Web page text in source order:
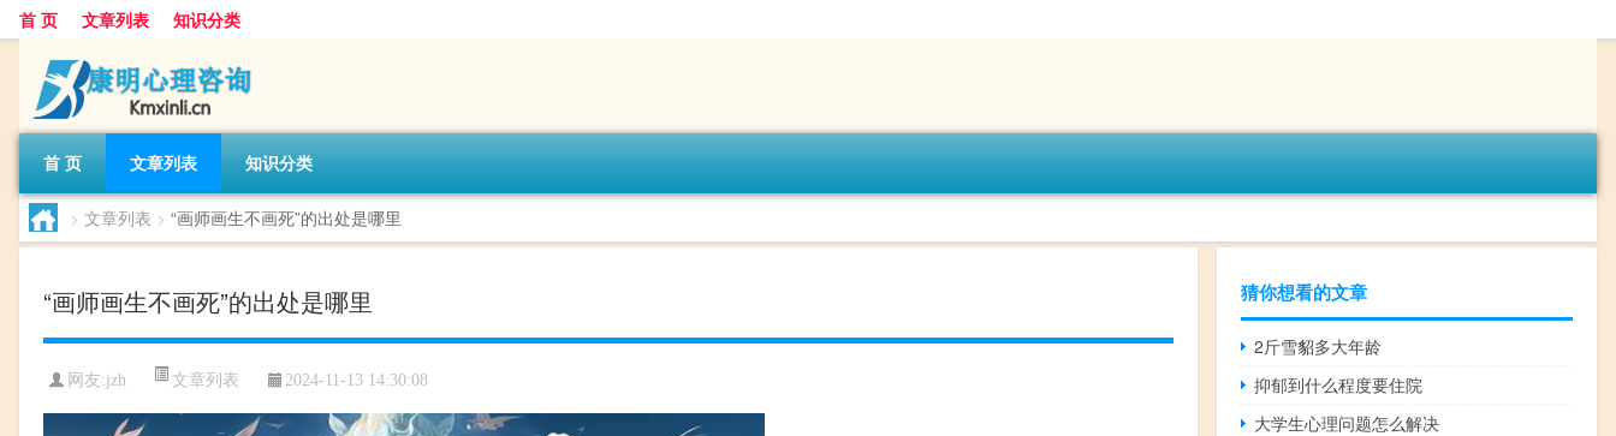
首 页 文章列表 知识分类
首 页 文章列表 知识分类
> 文章列表 > “画师画生不画死”的出处是哪里
“画师画生不画死”的出处是哪里
网友:jzh 文章列表 2024-11-13 14:30:08
猜你想看的文章
2斤雪貂多大年龄
抑郁到什么程度要住院
大学生心理问题怎么解决